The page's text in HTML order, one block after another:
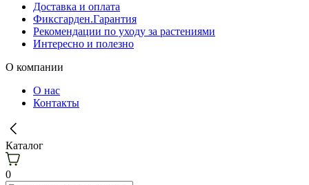
Доставка и оплата
Фиксгарден.Гарантия
Рекомендации по уходу за растениями
Интересно и полезно
О компании
О нас
Контакты
Каталог
0